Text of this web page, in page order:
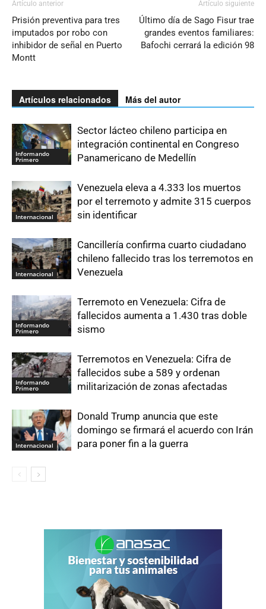
Artículo anterior
Prisión preventiva para tres
imputados por robo con
inhibidor de señal en Puerto
Montt
Artículo siguiente
Último día de Sago Fisur trae
grandes eventos familiares:
Bafochi cerrará la edición 98
Artículos relacionados Más del autor
Informando
Primero
Sector lácteo chileno participa en
integración continental en Congreso
Panamericano de Medellín
Internacional
Venezuela eleva a 4.333 los muertos
por el terremoto y admite 315 cuerpos
sin identificar
Internacional
Cancillería confirma cuarto ciudadano
chileno fallecido tras los terremotos en
Venezuela
Informando
Primero
Terremoto en Venezuela: Cifra de
fallecidos aumenta a 1.430 tras doble
sismo
Informando
Primero
Terremotos en Venezuela: Cifra de
fallecidos sube a 589 y ordenan
militarización de zonas afectadas
Internacional
Donald Trump anuncia que este
domingo se firmará el acuerdo con Irán
para poner fin a la guerra